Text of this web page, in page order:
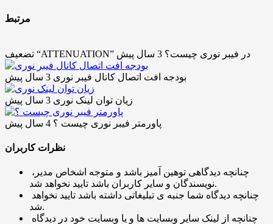
مرتبط
تضعیف “ATTENUATION” در فیبر نوری چیست؟ 3 سال پیش
بودجه افت اتصال کانال فیبر نوری 3 سال پیش
زیان توان لینک نوری 3 سال پیش
پاورمتر فیبر نوری چیست ؟ 4 سال پیش
نظرات کاربران
نویسندگان و سایر کاربران باشد تایید نخواهد شد.
شد.